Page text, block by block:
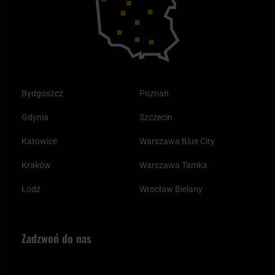
Bydgoszcz
Gdynia
Katowice
Kraków
Łódź
Poznań
Szczecin
Warszawa Blue City
Warszawa Tamka
Wrocław Bielany
Zadzwoń do nas